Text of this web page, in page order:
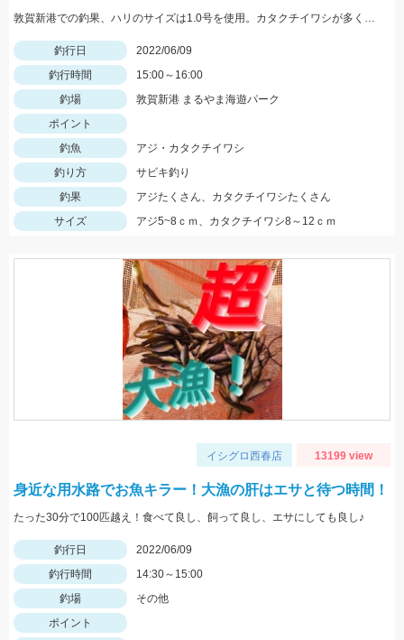
敦賀新港での釣果、ハリのサイズは1.0号を使用。カタクチイワシが多く、豆アジも掛かります。
釣行日
2022/06/09
釣行時間
15:00～16:00
釣場
敦賀新港 まるやま海遊パーク
ポイント
釣魚
アジ・カタクチイワシ
釣り方
サビキ釣り
釣果
アジたくさん、カタクチイワシたくさん
サイズ
アジ5~8ｃｍ、カタクチイワシ8～12ｃｍ
イシグロ西春店 13199 view
身近な用水路でお魚キラー！大漁の肝はエサと待つ時間！
たった30分で100匹越え！食べて良し、飼って良し、エサにしても良し♪
釣行日
2022/06/09
釣行時間
14:30～15:00
釣場
その他
ポイント